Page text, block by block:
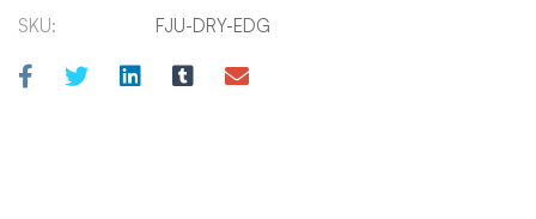
SKU: FJU-DRY-EDG